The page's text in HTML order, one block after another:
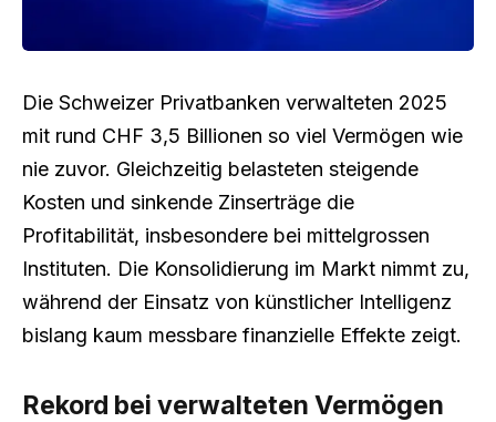
Die Schweizer Privatbanken verwalteten 2025
mit rund CHF 3,5 Billionen so viel Vermögen wie
nie zuvor. Gleichzeitig belasteten steigende
Kosten und sinkende Zinserträge die
Profitabilität, insbesondere bei mittelgrossen
Instituten. Die Konsolidierung im Markt nimmt zu,
während der Einsatz von künstlicher Intelligenz
bislang kaum messbare finanzielle Effekte zeigt.
Rekord bei verwalteten Vermögen